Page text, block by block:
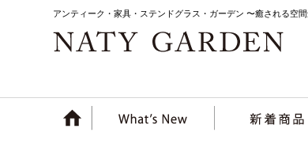
アンティーク・家具・ステンドグラス・ガーデン 〜癒される空